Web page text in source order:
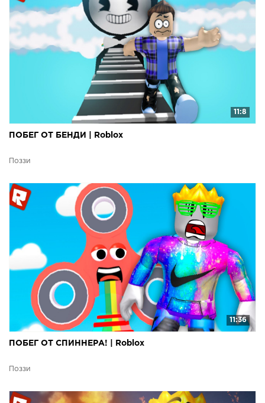
11:8
ПОБЕГ ОТ БЕНДИ | Roblox
Поззи
11:36
ПОБЕГ ОТ СПИННЕРА! | Roblox
Поззи